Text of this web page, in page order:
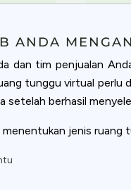
ANDA
dan tim penjualan
tunggu virtual
berhasil
jenis
or use settings to
Settings